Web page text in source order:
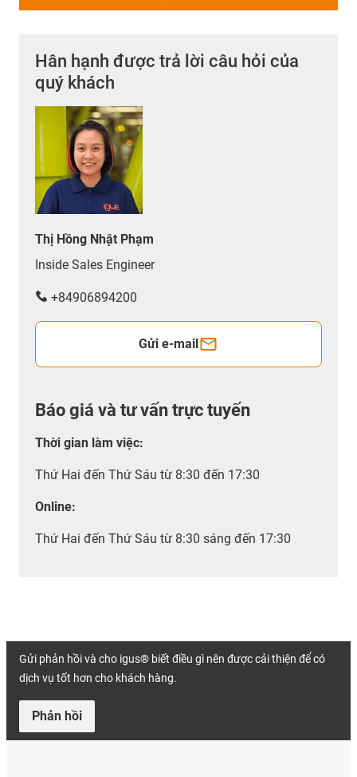
Hân hạnh được trả lời câu hỏi của
quý khách
Thị Hồng Nhật Phạm
Inside Sales Engineer
+84906894200
Gửi e-mail
Báo giá và tư vấn trực tuyến
Thời gian làm việc:
Thứ Hai đến Thứ Sáu từ 8:30 đến 17:30
Online:
Thứ Hai đến Thứ Sáu từ 8:30 sáng đến 17:30
Gửi phản hồi và cho igus® biết điều gì nên được cải thiện để có
dịch vụ tốt hơn cho khách hàng.
Phản hồi